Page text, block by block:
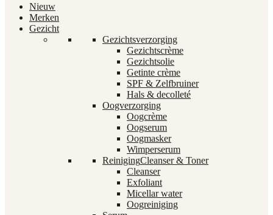
Nieuw
Merken
Gezicht
Gezichtsverzorging
Gezichtscrème
Gezichtsolie
Getinte crème
SPF & Zelfbruiner
Hals & decolleté
Oogverzorging
Oogcrème
Oogserum
Oogmasker
Wimperserum
ReinigingCleanser & Toner
Cleanser
Exfoliant
Micellar water
Oogreiniging